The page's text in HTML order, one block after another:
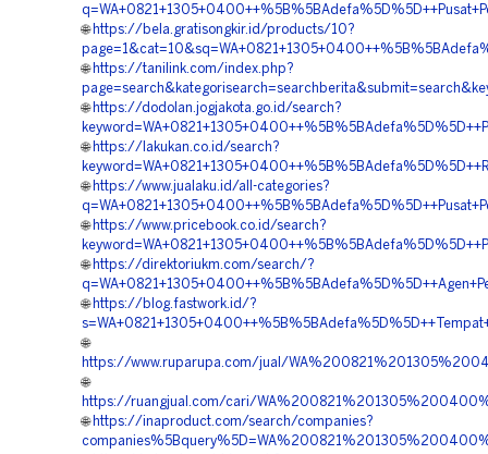
🌐 https://bela.gratisongkir.id/products/10?
🌐 https://tanilink.com/index.php?
🌐 https://dodolan.jogjakota.go.id/search?
🌐 https://lakukan.co.id/search?
🌐 https://www.jualaku.id/all-categories?
🌐 https://www.pricebook.co.id/search?
🌐 https://direktoriukm.com/search/?
🌐 https://blog.fastwork.id/?
🌐
https://www.ruparupa.com/jual/
🌐
https://ruangjual.com/cari/
🌐 https://inaproduct.com/search/companies?